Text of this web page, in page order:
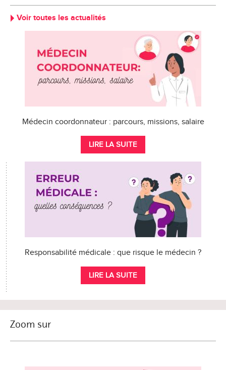
Voir toutes les actualités
Médecin coordonnateur : parcours, missions, salaire
LIRE LA SUITE
Responsabilité médicale : que risque le médecin ?
LIRE LA SUITE
Zoom sur